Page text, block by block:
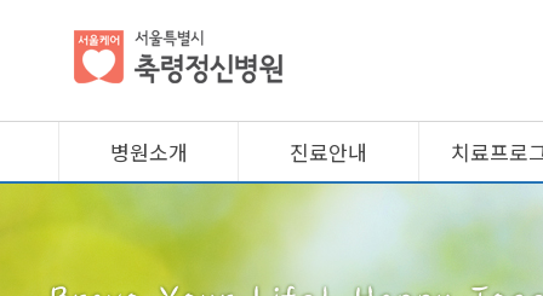
병원소개 진료안내 치료프로